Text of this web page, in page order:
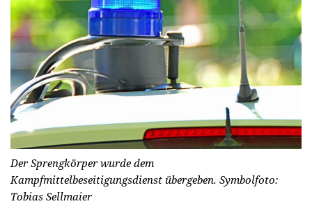
Der Sprengkörper wurde dem
Kampfmittelbeseitigungsdienst übergeben. Symbolfoto:
Tobias Sellmaier